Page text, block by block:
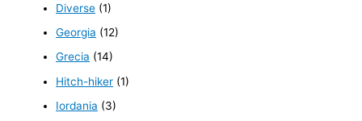
Diverse (1)
Georgia (12)
Grecia (14)
Hitch-hiker (1)
Iordania (3)